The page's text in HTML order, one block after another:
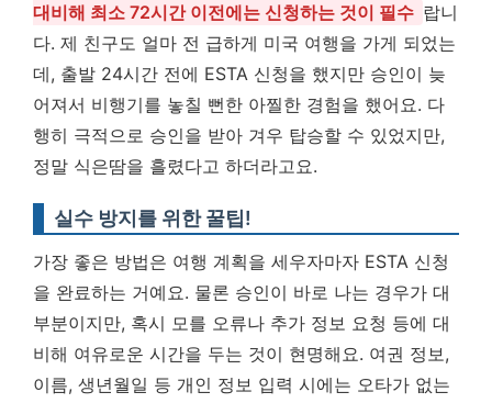
대비해 최소 72시간 이전에는 신청하는 것이 필수 랍니
다. 제 친구도 얼마 전 급하게 미국 여행을 가게 되었는
데, 출발 24시간 전에 ESTA 신청을 했지만 승인이 늦
어져서 비행기를 놓칠 뻔한 아찔한 경험을 했어요. 다
행히 극적으로 승인을 받아 겨우 탑승할 수 있었지만,
정말 식은땀을 흘렸다고 하더라고요.
실수 방지를 위한 꿀팁!
가장 좋은 방법은 여행 계획을 세우자마자 ESTA 신청
을 완료하는 거예요. 물론 승인이 바로 나는 경우가 대
부분이지만, 혹시 모를 오류나 추가 정보 요청 등에 대
비해 여유로운 시간을 두는 것이 현명해요. 여권 정보,
이름, 생년월일 등 개인 정보 입력 시에는 오타가 없는